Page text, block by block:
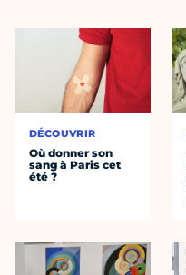
DÉCOUVRIR
Où donner son
sang à Paris cet
été ?